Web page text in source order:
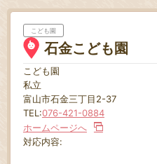
こども園
石金こども園
こども園
私立
富山市石金三丁目2-37
TEL:076-421-0884
ホームページへ
対応内容: